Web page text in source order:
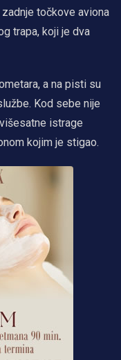
točkove aviona
trapa, koji je dva
a na pisti su
Kod sebe nije
istrage
kojim je stigao.